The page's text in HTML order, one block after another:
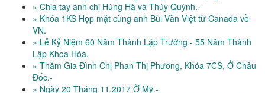
» Chia tay anh chị Hùng Hà và Thúy Quỳnh.-
» Khóa 1KS Họp mặt cùng anh Bùi Văn Việt từ Canada về
VN.
» Lễ Kỷ Niệm 60 Năm Thành Lập Trường - 55 Năm Thành
Lập Khoa Hóa.
» Thăm Gia Đình Chị Phan Thị Phương, Khóa 7CS, Ở Châu
Đốc.-
» Ngày 20 Tháng 11.2017 Ở Mỹ.-